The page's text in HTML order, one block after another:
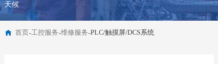
关于我们
天候
首页-工控服务-维修服务-PLC/触摸屏/DCS系统